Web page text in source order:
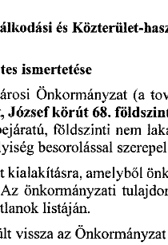
és Közterület-
ismertetése
Önkormányzat (a
József körút 68.
földszinti nem
besorolással szerepel.
kialakításra, amelyből
Az önkormányzati
listáján.
vissza az Önkormányzat